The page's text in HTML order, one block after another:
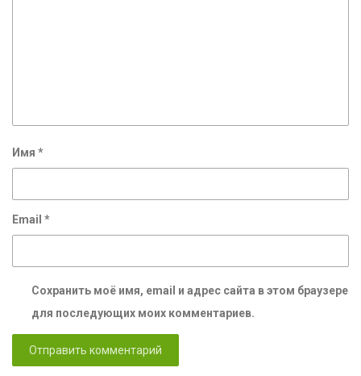
Имя *
Email *
Сохранить моё имя, email и адрес сайта в этом браузере
для последующих моих комментариев.